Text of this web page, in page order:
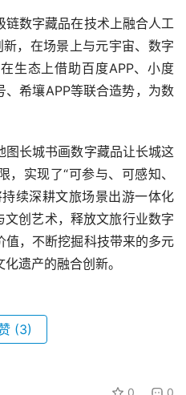
数字藏品在技术上融合人工
，在场景上与元宇宙、数字
生态上借助百度APP、小度
、希壤APP等联合造势，为数
长城书画数字藏品让长城这
实现了“可参与、可感知、
续深耕文旅场景出游一体化
创艺术，释放文旅行业数字
，不断挖掘科技带来的多元
遗产的融合创新。
(3)
0 0